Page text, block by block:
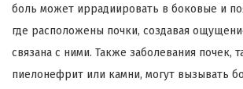
боль может иррадиировать в боковые и
где расположены почки, создавая
связана с ними. Также заболевания почек,
пиелонефрит или камни, могут вызывать